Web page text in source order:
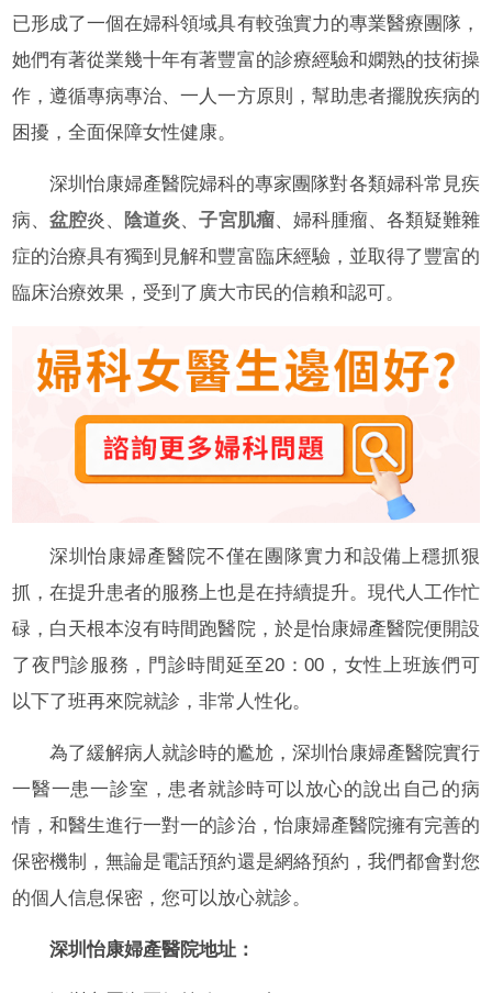
已形成了一個在婦科領域具有較強實力的專業醫療團隊，
她們有著從業幾十年有著豐富的診療經驗和嫻熟的技術操
作，遵循專病專治、一人一方原則，幫助患者擺脫疾病的
困擾，全面保障女性健康。
深圳怡康婦產醫院婦科的專家團隊對各類婦科常見疾
病、盆腔炎、 陰道炎、子宮肌瘤、婦科腫瘤、各類疑難雜
症的治療具有獨到見解和豐富臨床經驗，並取得了豐富的
臨床治療效果，受到了廣大市民的信賴和認可。
深圳怡康婦產醫院不僅在團隊實力和設備上穩抓狠
抓，在提升患者的服務上也是在持續提升。現代人工作忙
碌，白天根本沒有時間跑醫院，於是怡康婦產醫院便開設
了夜門診服務，門診時間延至20：00，女性上班族們可
以下了班再來院就診，非常人性化。
為了緩解病人就診時的尷尬，深圳怡康婦產醫院實行
一醫一患一診室，患者就診時可以放心的說出自己的病
情，和醫生進行一對一的診治，怡康婦產醫院擁有完善的
保密機制，無論是電話預約還是網絡預約，我們都會對您
的個人信息保密，您可以放心就診。
深圳怡康婦產醫院地址：